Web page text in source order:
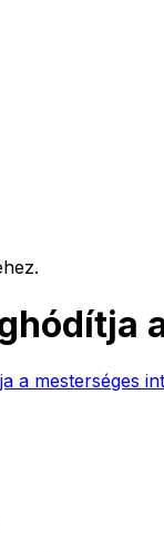
a mesterséges